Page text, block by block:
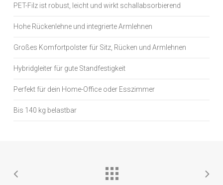
PET-Filz ist robust, leicht und wirkt schallabsorbierend
Hohe Rückenlehne und integrierte Armlehnen
Großes Komfortpolster für Sitz, Rücken und Armlehnen
Hybridgleiter für gute Standfestigkeit
Perfekt für dein Home-Office oder Esszimmer
Bis 140 kg belastbar